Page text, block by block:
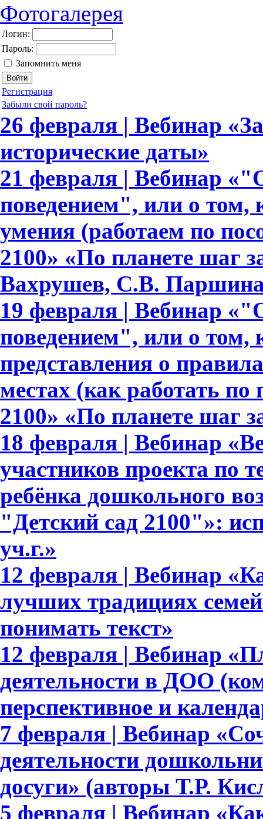
Фотогалерея
Логин:
Пароль:
Запомнить меня
Регистрация
Забыли свой пароль?
26 февраля | Вебинар
исторические даты»
21 февраля | Вебинар
поведением", или о том,
умения (работаем по
2100» «По планете шаг
Вахрушев, С.В.
19 февраля | Вебинар
поведением", или о том,
представления о
местах (как работать
2100» «По планете шаг
18 февраля | Вебинар
участников проекта по
ребёнка дошкольного
"Детский сад 2100"»:
уч.г.»
12 февраля | Вебинар
лучших традициях
понимать текст»
12 февраля | Вебинар
деятельности в ДОО
перспективное и
7 февраля | Вебинар
деятельности
досуги» (авторы Т.Р.
5 февраля | Вебинар